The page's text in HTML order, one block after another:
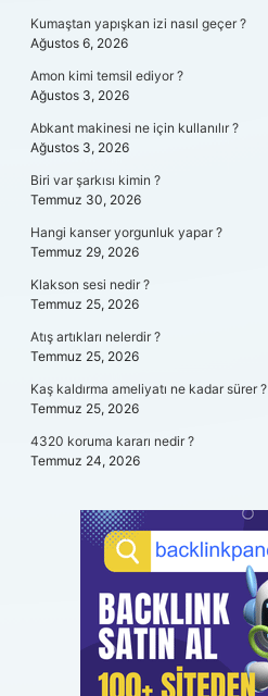
Kumaştan yapışkan izi nasıl geçer ?
Ağustos 6, 2026
Amon kimi temsil ediyor ?
Ağustos 3, 2026
Abkant makinesi ne için kullanılır ?
Ağustos 3, 2026
Biri var şarkısı kimin ?
Temmuz 30, 2026
Hangi kanser yorgunluk yapar ?
Temmuz 29, 2026
Klakson sesi nedir ?
Temmuz 25, 2026
Atış artıkları nelerdir ?
Temmuz 25, 2026
Kaş kaldırma ameliyatı ne kadar sürer ?
Temmuz 25, 2026
4320 koruma kararı nedir ?
Temmuz 24, 2026